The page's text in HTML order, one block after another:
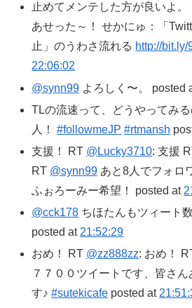
止めてメンテした方が良いよ。
あせった～！ せかにゅ：「
止」のうわさ流れる http://bit.ly/
22:06:02
@synn99 よろしく〜。 posted
TLの流速って、どうやってみ
人！#followmeJP #rtmansh
支援！ RT @Lucky3710: 支援
RT @synn99 あと8人でフォロ
ふぉろーみー希望！ posted at
@cck178 ちほたんもツィート
posted at 21:52:29
おめ！ RT @zz888zz: おめ！
７７００ツイートです、皆さ
す♪#sutekicafe posted at